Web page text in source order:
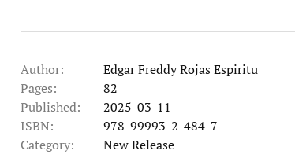
Author:
Edgar Freddy Rojas Espiritu
Pages:
82
Published:
2025-03-11
ISBN:
978-99993-2-484-7
Category:
New Release